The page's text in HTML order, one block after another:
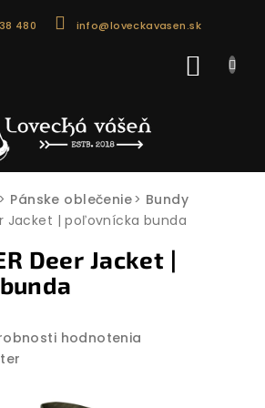
480 info@loveckavasen.sk
Pánske oblečenie
Bundy
Jacket | poľovnícka bunda
Deer Jacket |
hodnotenia